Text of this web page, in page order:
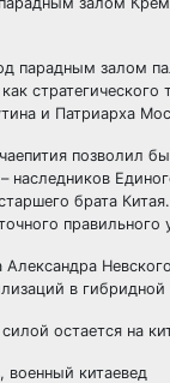
парадным залом
и Патриарха
позволил
наследников
брата
правильного
Александра
в
остается на
военный китаевед